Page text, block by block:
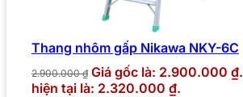
Thang nhôm gấp Nikawa NKY-6C
2.900.000₫ Giá gốc là: 2.900.000 ₫.
hiện tại là: 2.320.000 ₫.